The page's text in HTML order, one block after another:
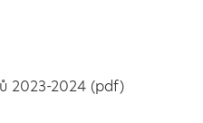
2023-2024 (pdf)